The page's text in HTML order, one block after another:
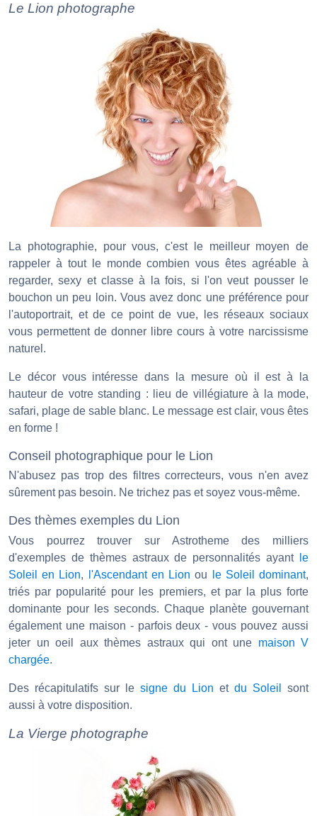
Le Lion photographe
La photographie, pour vous, c'est le meilleur moyen de
rappeler à tout le monde combien vous êtes agréable à
regarder, sexy et classe à la fois, si l'on veut pousser le
bouchon un peu loin. Vous avez donc une préférence pour
l'autoportrait, et de ce point de vue, les réseaux sociaux
vous permettent de donner libre cours à votre narcissisme
naturel.
Le décor vous intéresse dans la mesure où il est à la
hauteur de votre standing : lieu de villégiature à la mode,
safari, plage de sable blanc. Le message est clair, vous êtes
en forme !
Conseil photographique pour le Lion
N'abusez pas trop des filtres correcteurs, vous n'en avez
sûrement pas besoin. Ne trichez pas et soyez vous-même.
Des thèmes exemples du Lion
Vous pourrez trouver sur Astrotheme des milliers
d'exemples de thèmes astraux de personnalités ayant
le
Soleil en Lion, l'Ascendant en Lion ou le Soleil dominant,
triés par popularité pour les premiers, et par la plus forte
dominante pour les seconds. Chaque planète gouvernant
également une maison - parfois deux - vous pouvez aussi
jeter un oeil aux thèmes astraux qui ont une maison V
chargée.
Des récapitulatifs sur le signe du Lion et du Soleil
sont
aussi à votre disposition.
La Vierge photographe